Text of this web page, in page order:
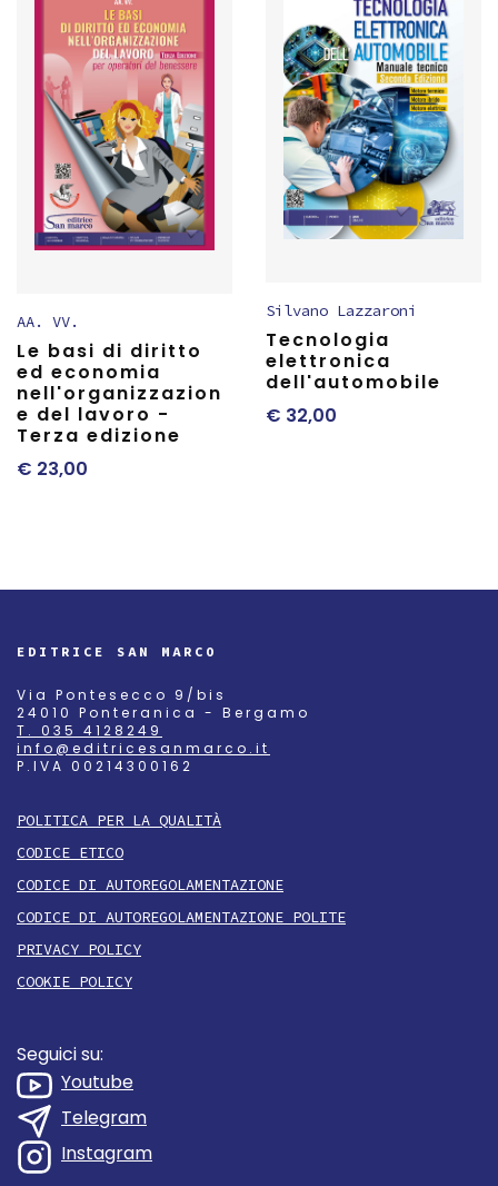
AA. VV.
Le basi di diritto
ed economia
nell'organizzazion
e del lavoro -
Terza edizione
€ 23,00
Silvano Lazzaroni
Tecnologia
elettronica
dell'automobile
€ 32,00
EDITRICE SAN MARCO
Via Pontesecco 9/bis
24010 Ponteranica - Bergamo
T. 035 4128249
info@editricesanmarco.it
P.IVA 00214300162
POLITICA PER LA QUALITÀ
CODICE ETICO
CODICE DI AUTOREGOLAMENTAZIONE
CODICE DI AUTOREGOLAMENTAZIONE POLITE
PRIVACY POLICY
COOKIE POLICY
Seguici su:
Youtube
Telegram
Instagram